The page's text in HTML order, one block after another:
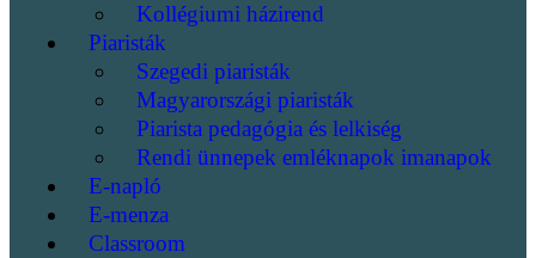
Kollégiumi házirend
Piaristák
Szegedi piaristák
Magyarországi piaristák
Piarista pedagógia és lelkiség
Rendi ünnepek emléknapok imanapok
E-napló
E-menza
Classroom